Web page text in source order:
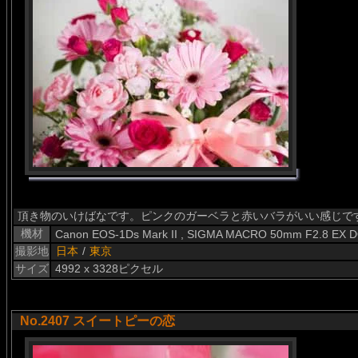
頂き物のいけばなです。ピンクのガーベラと赤いバラがいい感じで
機材
Canon EOS-1Ds Mark II , SIGMA MACRO 50mm F2.8 EX
撮影地
日本 / 東京
サイズ 4992 x 3328ピクセル
No.2407 スイートピーの恋